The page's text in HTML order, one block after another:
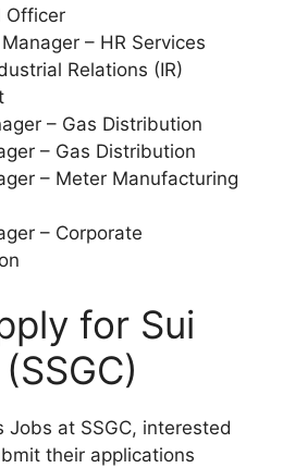
Officer
– HR Services
Relations (IR)
– Gas Distribution
– Gas Distribution
– Meter Manufacturing
– Corporate
for Sui
Jobs at SSGC, interested
their applications